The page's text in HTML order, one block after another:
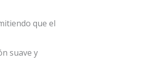
que el
suave y